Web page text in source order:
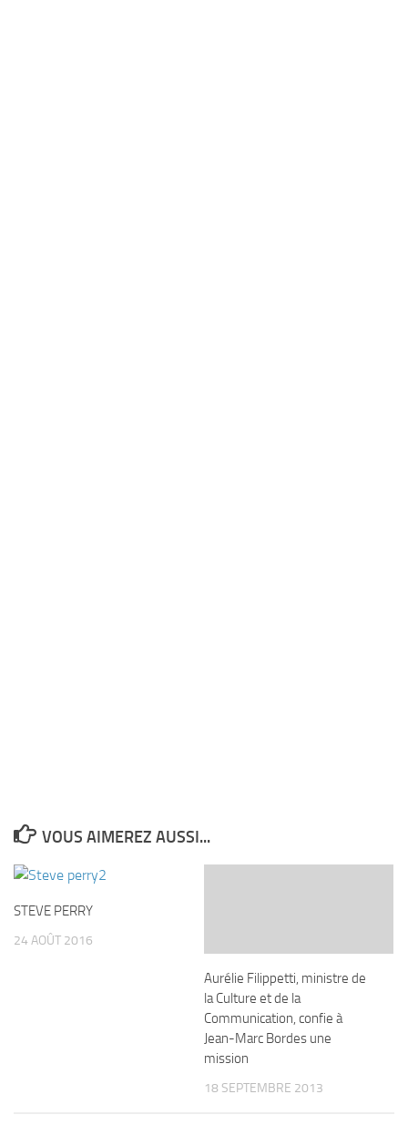
VOUS AIMEREZ AUSSI...
STEVE PERRY
24 AOÛT 2016
Aurélie Filippetti, ministre de
la Culture et de la
Communication, confie à
Jean-Marc Bordes une
mission
18 SEPTEMBRE 2013